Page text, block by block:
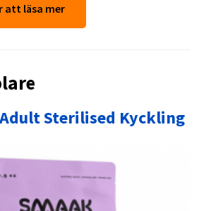
att läsa mer
Sterilised Kyckling